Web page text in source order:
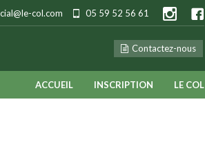
col.com 05 59 52 56 61
Contactez-nous
ACCUEIL INSCRIPTION LE COL